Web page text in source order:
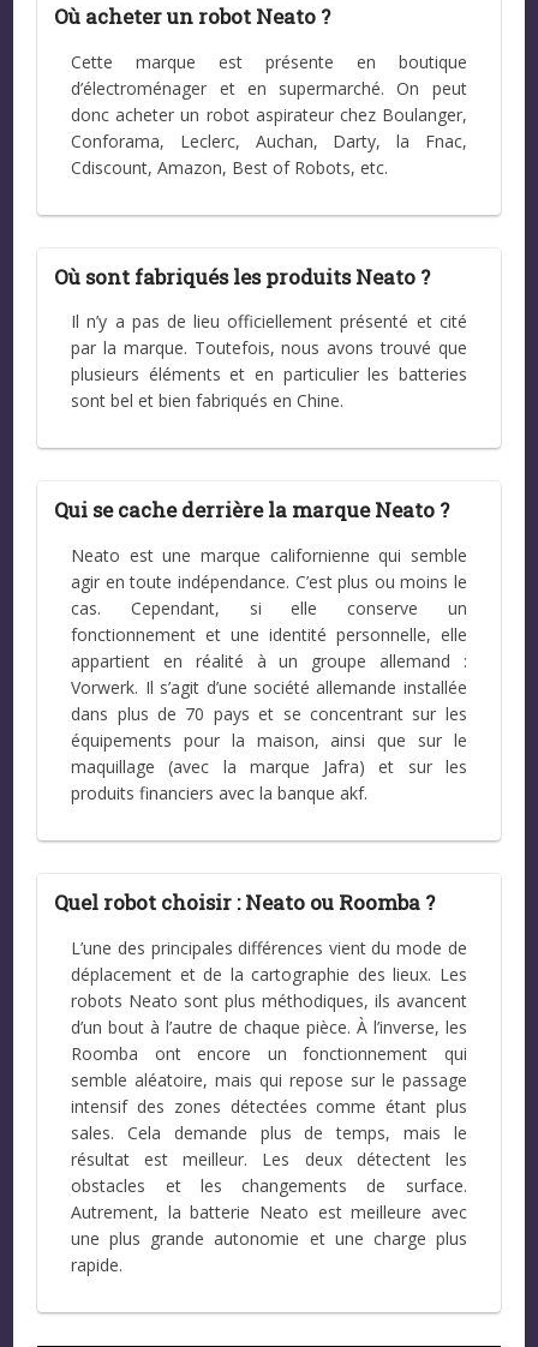
Où acheter un robot Neato ?
Cette marque est présente en boutique
d’électroménager et en supermarché. On peut
donc acheter un robot aspirateur chez Boulanger,
Conforama, Leclerc, Auchan, Darty, la Fnac,
Cdiscount, Amazon, Best of Robots, etc.
Où sont fabriqués les produits Neato ?
Il n’y a pas de lieu officiellement présenté et cité
par la marque. Toutefois, nous avons trouvé que
plusieurs éléments et en particulier les batteries
sont bel et bien fabriqués en Chine.
Qui se cache derrière la marque Neato ?
Neato est une marque californienne qui semble
agir en toute indépendance. C’est plus ou moins le
cas. Cependant, si elle conserve un
fonctionnement et une identité personnelle, elle
appartient en réalité à un groupe allemand :
Vorwerk. Il s’agit d’une société allemande installée
dans plus de 70 pays et se concentrant sur les
équipements pour la maison, ainsi que sur le
maquillage (avec la marque Jafra) et sur les
produits financiers avec la banque akf.
Quel robot choisir : Neato ou Roomba ?
L’une des principales différences vient du mode de
déplacement et de la cartographie des lieux. Les
robots Neato sont plus méthodiques, ils avancent
d’un bout à l’autre de chaque pièce. À l’inverse, les
Roomba ont encore un fonctionnement qui
semble aléatoire, mais qui repose sur le passage
intensif des zones détectées comme étant plus
sales. Cela demande plus de temps, mais le
résultat est meilleur. Les deux détectent les
obstacles et les changements de surface.
Autrement, la batterie Neato est meilleure avec
une plus grande autonomie et une charge plus
rapide.